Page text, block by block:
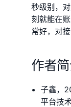
秒级别，
刻就能在
常好，对
作者
子鑫，
平台技